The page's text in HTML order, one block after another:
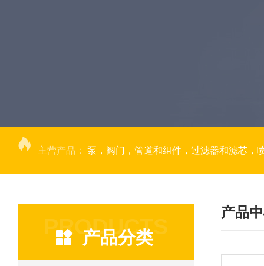
主营产品： 泵，阀门，管道和组件，过滤器和滤芯，
PRODUCTS
产品分类
产品